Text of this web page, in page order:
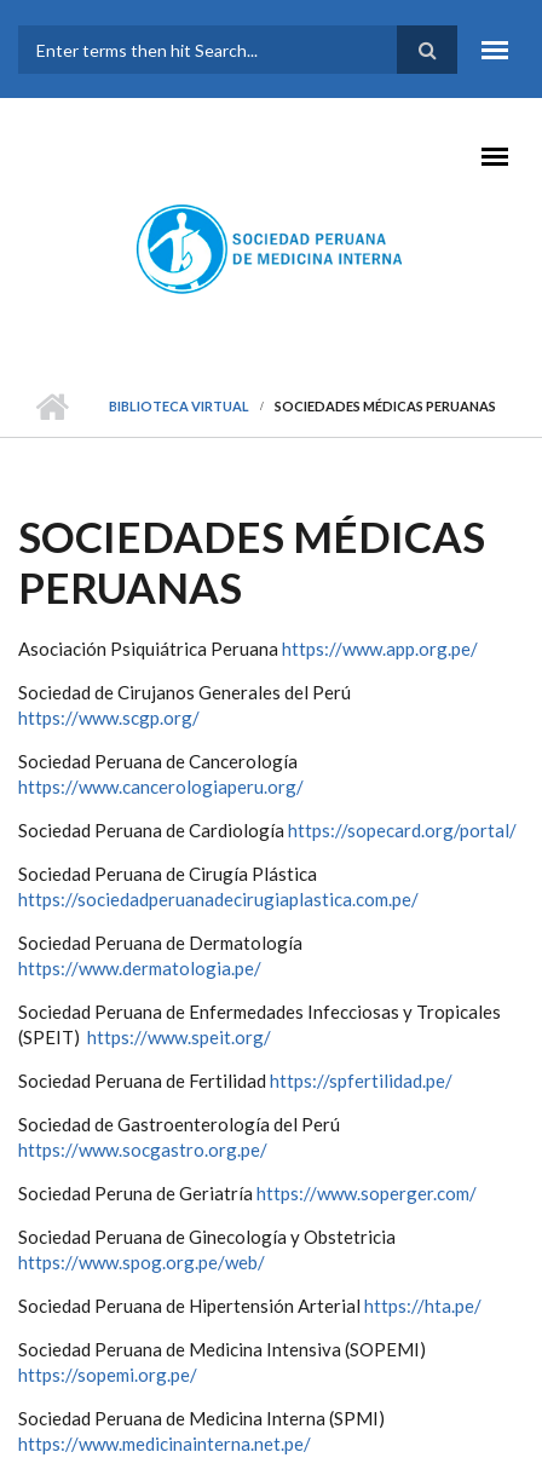
FORMULARIO DE
BÚSQUEDA
BIBLIOTECA VIRTUAL SOCIEDADES MÉDICAS PERUANAS
SOCIEDADES MÉDICAS
PERUANAS
Asociación Psiquiátrica Peruana https://www.app.org.pe/
Sociedad de Cirujanos Generales del Perú
https://www.scgp.org/
Sociedad Peruana de Cancerología
https://www.cancerologiaperu.org/
Sociedad Peruana de Cardiología https://sopecard.org/portal/
Sociedad Peruana de Cirugía Plástica
https://sociedadperuanadecirugiaplastica.com.pe/
Sociedad Peruana de Dermatología
https://www.dermatologia.pe/
Sociedad Peruana de Enfermedades Infecciosas y Tropicales
(SPEIT) https://www.speit.org/
Sociedad Peruana de Fertilidad https://spfertilidad.pe/
Sociedad de Gastroenterología del Perú
https://www.socgastro.org.pe/
Sociedad Peruna de Geriatría https://www.soperger.com/
Sociedad Peruana de Ginecología y Obstetricia
https://www.spog.org.pe/web/
Sociedad Peruana de Hipertensión Arterial https://hta.pe/
Sociedad Peruana de Medicina Intensiva (SOPEMI)
https://sopemi.org.pe/
Sociedad Peruana de Medicina Interna (SPMI)
https://www.medicinainterna.net.pe/